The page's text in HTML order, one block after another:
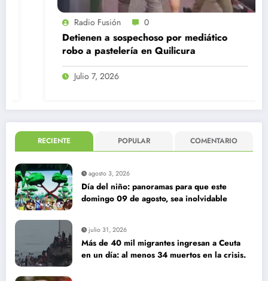
Radio Fusión 0
Detienen a sospechoso por mediático
robo a pastelería en Quilicura
Julio 7, 2026
RECIENTE POPULAR COMENTARIO
agosto 3, 2026
Día del niño: panoramas para que este
domingo 09 de agosto, sea inolvidable
julio 31, 2026
Más de 40 mil migrantes ingresan a Ceuta
en un día: al menos 34 muertos en la crisis.